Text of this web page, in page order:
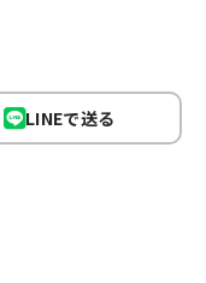
LINEで送る